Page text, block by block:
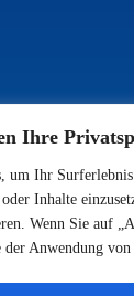
Ihre
um Ihr Surferlebnis
Inhalte
Wenn Sie auf
Anwendung von
INFOS
Impressum
Kontakt